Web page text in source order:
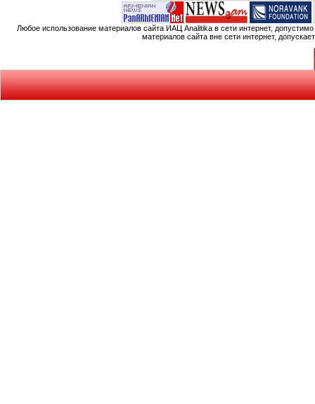
Любое использование материалов сайта ИАЦ Analitika в сети интернет,
материалов сайта вне сети интернет,